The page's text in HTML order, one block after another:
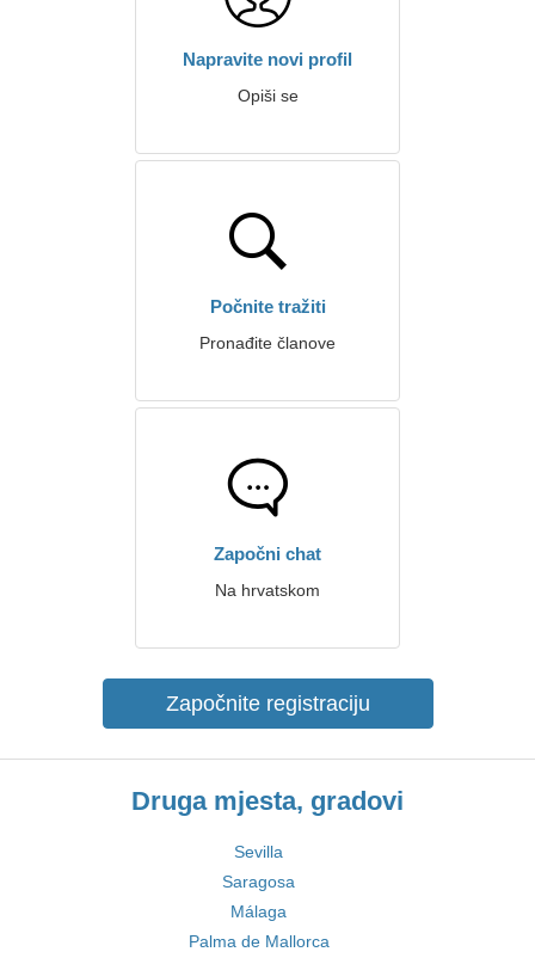
Napravite novi profil
Opiši se
Počnite tražiti
Pronađite članove
Započni chat
Na hrvatskom
Započnite registraciju
Druga mjesta, gradovi
Sevilla
Saragosa
Málaga
Palma de Mallorca